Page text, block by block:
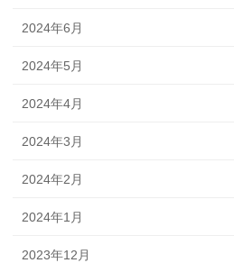
2024年6月
2024年5月
2024年4月
2024年3月
2024年2月
2024年1月
2023年12月